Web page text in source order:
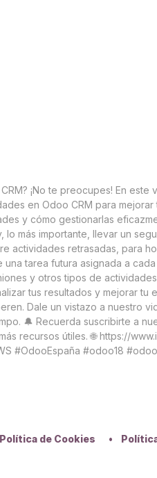
¡No te preocupes! En este
en Odoo CRM para
y cómo gestionarlas
más importante, llevar un
actividades retrasadas, para
tarea futura asignada a
y otros tipos de
tus resultados y mejorar tu
Dale un vistazo a nuestro
🔔 Recuerda suscribirte a
recursos útiles. 🌐 https://
#OdooEspaña #odoo18
Política de Cookies •